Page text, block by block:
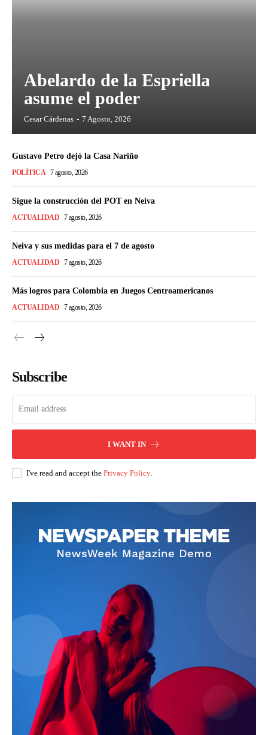
Abelardo de la Espriella
asume el poder
Cesar Cárdenas - 7 Agosto, 2026
Gustavo Petro dejó la Casa Nariño
POLÍTICA 7 agosto, 2026
Sigue la construcción del POT en Neiva
ACTUALIDAD 7 agosto, 2026
Neiva y sus medidas para el 7 de agosto
ACTUALIDAD 7 agosto, 2026
Más logros para Colombia en Juegos Centroamericanos
ACTUALIDAD 7 agosto, 2026
Subscribe
I WANT IN
I've read and accept the Privacy Policy.